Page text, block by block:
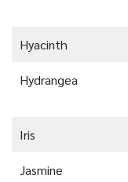
Hyacinth
Hydrangea
Iris
Jasmine